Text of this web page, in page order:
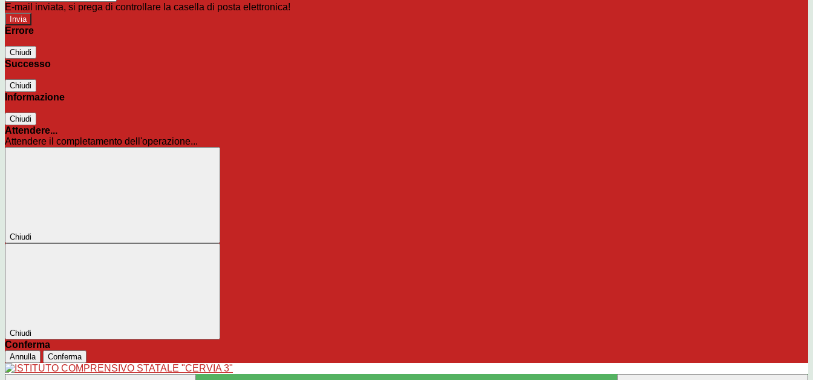
E-mail inviata, si prega di controllare la casella di posta elettronica!
Errore
Chiudi
Successo
Chiudi
Informazione
Chiudi
Attendere...
Attendere il completamento dell'operazione...
Chiudi
Chiudi
Conferma
Annulla Conferma